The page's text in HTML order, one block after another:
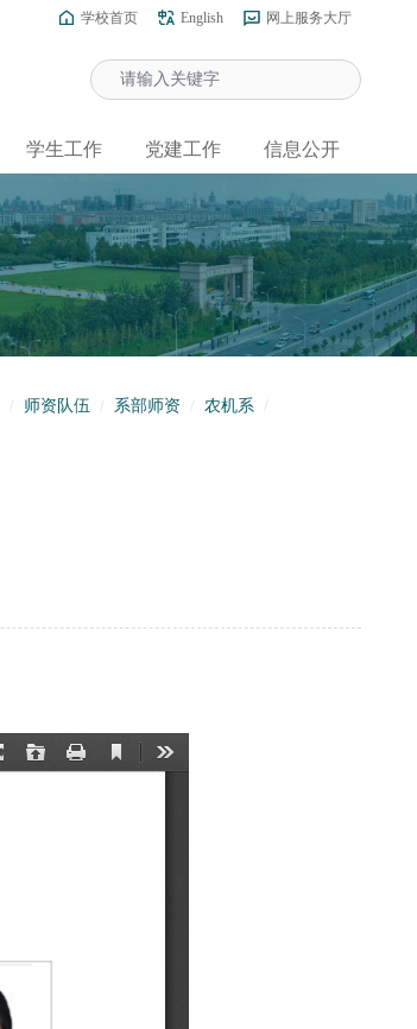
网上服务大厅
English
学校首页
学生工作 党建工作 信息公开
师资队伍 系部师资 农机系